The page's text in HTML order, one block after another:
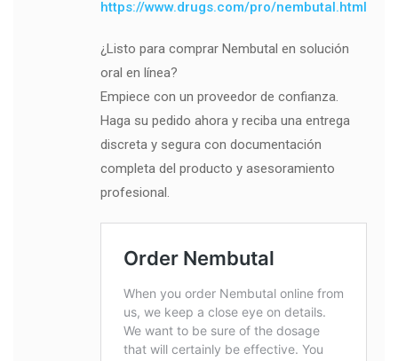
https://www.drugs.com/pro/nembutal.html
¿Listo para comprar Nembutal en solución
oral en línea?
Empiece con un proveedor de confianza.
Haga su pedido ahora y reciba una entrega
discreta y segura con documentación
completa del producto y asesoramiento
profesional.